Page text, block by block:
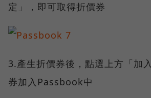
定」，即可取得折價券
3.產生折價券後，點選上方「加
券加入Passbook中